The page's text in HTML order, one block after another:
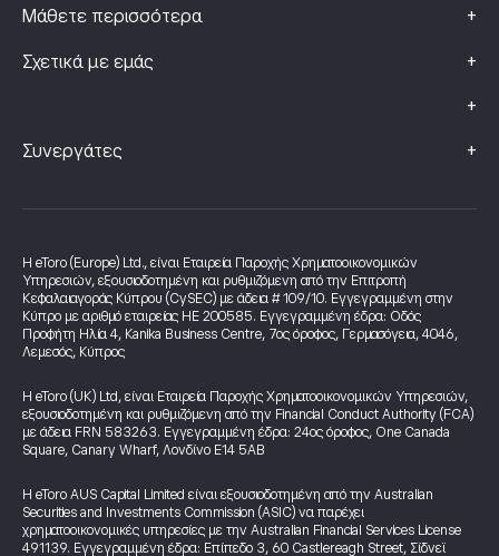
Μάθετε περισσότερα +
Σχετικά με εμάς +
+
Συνεργάτες +
Η eToro (Europe) Ltd., είναι Εταιρεία Παροχής Χρηματοοικονομικών
Υπηρεσιών, εξουσιοδοτημένη και ρυθμιζόμενη από την Επιτροπή
Κεφαλαιαγοράς Κύπρου (CySEC) με άδεια # 109/10. Εγγεγραμμένη στην
Κύπρο με αριθμό εταιρείας HE 200585. Εγγεγραμμένη έδρα: Οδός
Προφήτη Ηλία 4, Kanika Business Centre, 7ος όροφος, Γερμασόγεια, 4046,
Λεμεσός, Κύπρος
Η eToro (UK) Ltd, είναι Εταιρεία Παροχής Χρηματοοικονομικών Υπηρεσιών,
εξουσιοδοτημένη και ρυθμιζόμενη από την Financial Conduct Authority (FCA)
με άδεια FRN 583263. Εγγεγραμμένη έδρα: 24ος όροφος, One Canada
Square, Canary Wharf, Λονδίνο E14 5AB
Η eToro AUS Capital Limited είναι εξουσιοδοτημένη από την Australian
Securities and Investments Commission (ASIC) να παρέχει
χρηματοοικονομικές υπηρεσίες με την Australian Financial Services License
491139. Εγγεγραμμένη έδρα: Επίπεδο 3, 60 Castlereagh Street, Σίδνεϊ